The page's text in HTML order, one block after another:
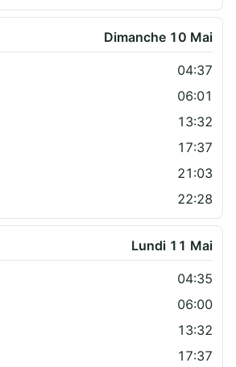
Dimanche 10 Mai
04:37
06:01
13:32
17:37
21:03
22:28
Lundi 11 Mai
04:35
06:00
13:32
17:37